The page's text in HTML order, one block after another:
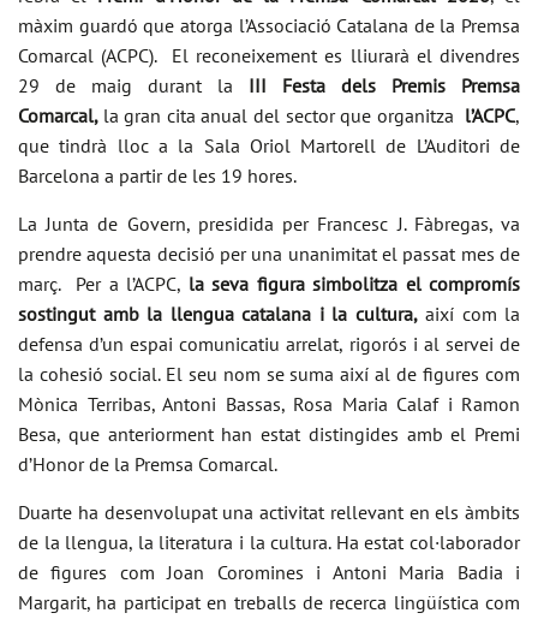
màxim guardó que atorga l’Associació Catalana de la Premsa
Comarcal (ACPC). El reconeixement es lliurarà el divendres
29 de maig durant la III Festa dels Premis Premsa
Comarcal, la gran cita anual del sector que organitza l’ACPC,
que tindrà lloc a la Sala Oriol Martorell de L’Auditori de
Barcelona a partir de les 19 hores.
La Junta de Govern, presidida per Francesc J. Fàbregas, va
prendre aquesta decisió per una unanimitat el passat mes de
març. Per a l’ACPC, la seva figura simbolitza el compromís
sostingut amb la llengua catalana i la cultura,així com la
defensa d’un espai comunicatiu arrelat, rigorós i al servei de
la cohesió social. El seu nom se suma així al de figures com
Mònica Terribas, Antoni Bassas, Rosa Maria Calaf i Ramon
Besa, que anteriorment han estat distingides amb el Premi
d’Honor de la Premsa Comarcal.
Duarte ha desenvolupat una activitat rellevant en els àmbits
de la llengua, la literatura i la cultura. Ha estat col·laborador
de figures com Joan Coromines i Antoni Maria Badia i
Margarit, ha participat en treballs de recerca lingüística com